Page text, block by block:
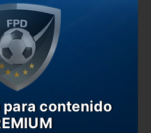
HS (HORA
de las Eliminatorias?
último viaje a Bolivia
y la altura
contenido